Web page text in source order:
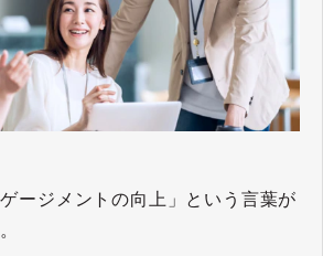
ージメントの向上」という言葉が